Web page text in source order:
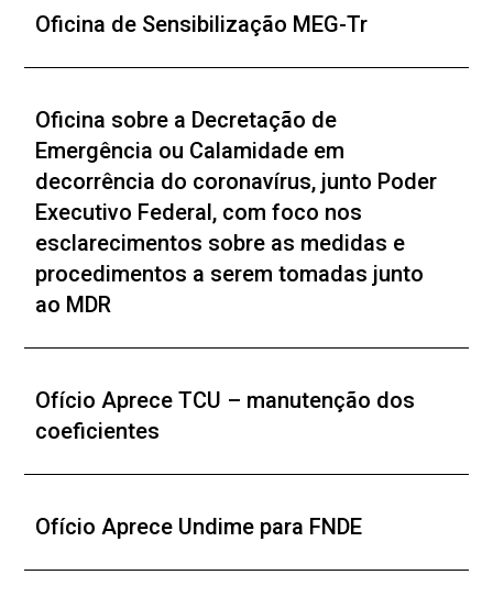
Oficina de Sensibilização MEG-Tr
Oficina sobre a Decretação de
Emergência ou Calamidade em
decorrência do coronavírus, junto Poder
Executivo Federal, com foco nos
esclarecimentos sobre as medidas e
procedimentos a serem tomadas junto
ao MDR
Ofício Aprece TCU – manutenção dos
coeficientes
Ofício Aprece Undime para FNDE